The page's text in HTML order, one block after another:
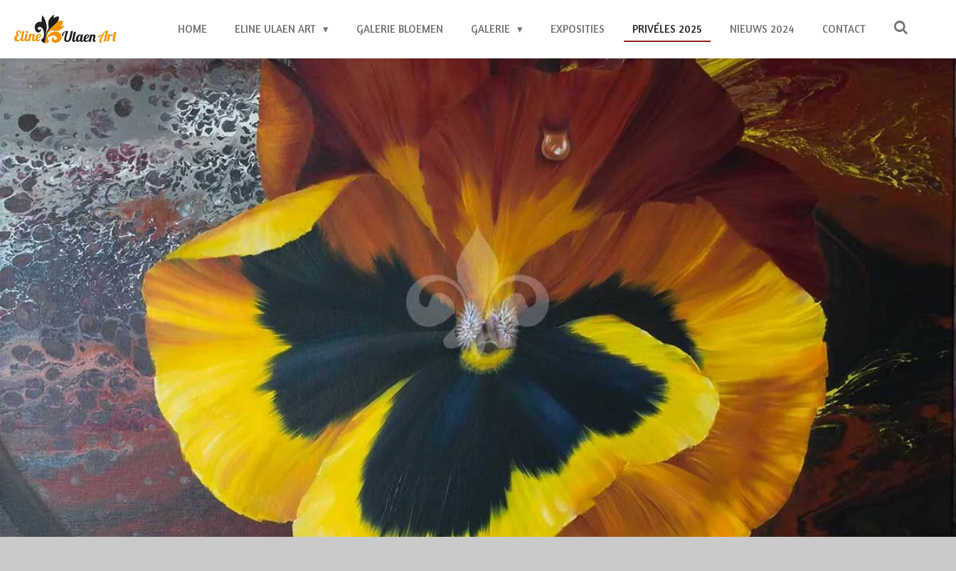
direct
naar
de
hoofdinhoud
HOME ELINE ULAEN ART GALERIE BLOEMEN GALERIE EXPOSITIES PRIVÉLES 2025 NIEUWS 2024 CONTACT